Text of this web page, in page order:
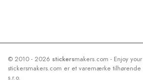
© 2010 - 2026 stickersmakers.com - Enjoy
stickersmakers.com er et varemærke
s.r.o.